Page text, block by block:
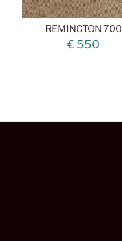
REMINGTON 700
€ 550